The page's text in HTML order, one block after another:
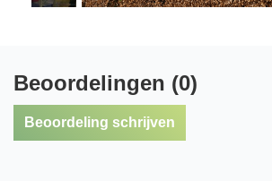
Beoordelingen (0)
Beoordeling schrijven